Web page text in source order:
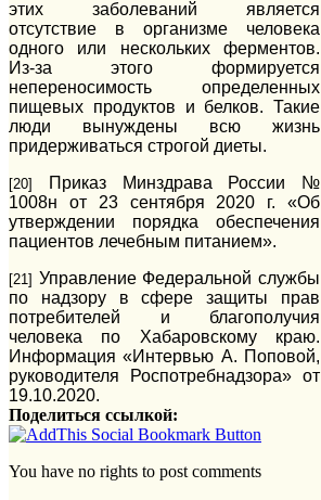
этих заболеваний является
отсутствие в организме человека
одного или нескольких ферментов.
Из-за этого формируется
непереносимость определенных
пищевых продуктов и белков. Такие
люди вынуждены всю жизнь
придерживаться строгой диеты.
[20]
Приказ Минздрава России №
1008н от 23 сентября 2020 г. «Об
утверждении порядка обеспечения
пациентов лечебным питанием».
[21] Управление Федеральной службы
по надзору в сфере защиты прав
потребителей и благополучия
человека по Хабаровскому краю.
Информация «Интервью А. Поповой,
руководителя Роспотребнадзора» от
19.10.2020.
Поделиться ссылкой:
You have no rights to post comments